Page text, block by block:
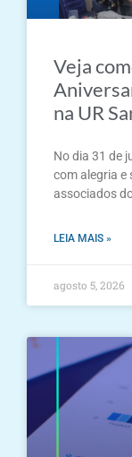
Veja
na UR
No dia 31 de
com alegria e
associados
LEIA MAIS »
agosto 5, 2026